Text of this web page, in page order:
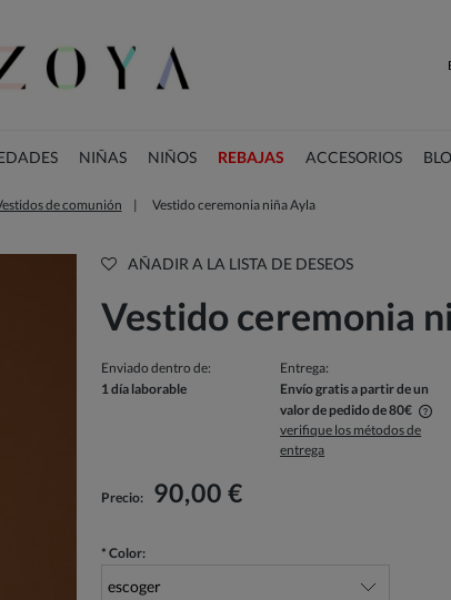
NIÑAS NIÑOS REBAJAS ACCESORIOS
de comunión Vestido ceremonia niña Ayla
AÑADIR A LA LISTA DE DESEOS
Vestido ceremonia
Enviado dentro de:
1 día laborable
Entrega:
Envío gratis a partir de un
valor de pedido de 80€
El precio no incluye los posibles gastos de
pago
verifique los métodos de
entrega
Precio: 90,00 €
* Color: